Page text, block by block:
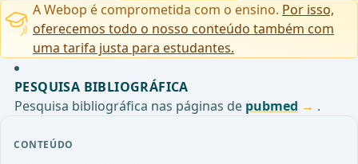
CONTEÚDO
A Webop é comprometida com o ensino. Por isso,
oferecemos todo o nosso conteúdo também com
uma tarifa justa para estudantes.
PESQUISA BIBLIOGRÁFICA
Pesquisa bibliográfica nas páginas de pubmed .